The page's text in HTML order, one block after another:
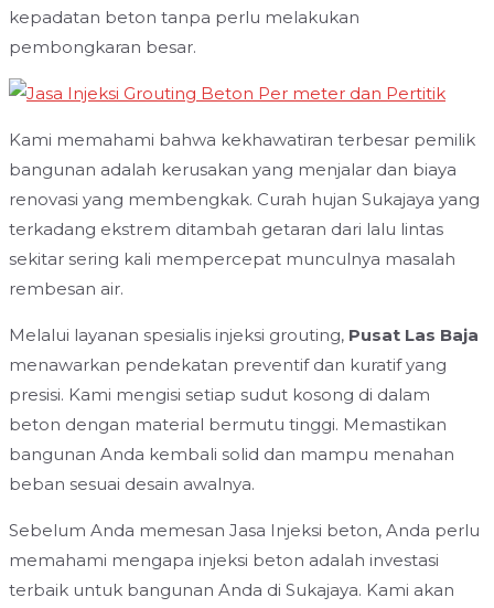
kepadatan beton tanpa perlu melakukan
pembongkaran besar.
Kami memahami bahwa kekhawatiran terbesar pemilik
bangunan adalah kerusakan yang menjalar dan biaya
renovasi yang membengkak. Curah hujan Sukajaya yang
terkadang ekstrem ditambah getaran dari lalu lintas
sekitar sering kali mempercepat munculnya masalah
rembesan air.
Melalui layanan spesialis injeksi grouting, Pusat Las Baja
menawarkan pendekatan preventif dan kuratif yang
presisi. Kami mengisi setiap sudut kosong di dalam
beton dengan material bermutu tinggi. Memastikan
bangunan Anda kembali solid dan mampu menahan
beban sesuai desain awalnya.
Sebelum Anda memesan Jasa Injeksi beton, Anda perlu
memahami mengapa injeksi beton adalah investasi
terbaik untuk bangunan Anda di Sukajaya. Kami akan